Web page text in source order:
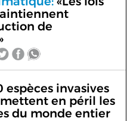
de
espèces invasives
en péril les
du monde entier